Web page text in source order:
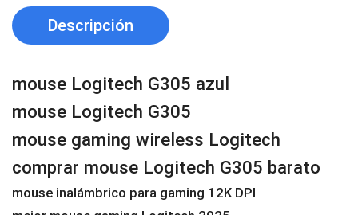
Antivirus (1)
Aro de luz
Audífonos (23)
Audífonos (12)
Audífonos inalámbricos (24)
Audio y Sonido (143)
Barras de sonido (5)
Descripción
mouse Logitech G305 azul
mouse Logitech G305
mouse gaming wireless Logitech
comprar mouse Logitech G305 barato
mouse inalámbrico para gaming 12K DPI